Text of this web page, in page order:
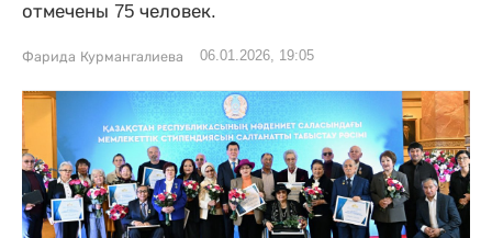
отмечены 75 человек.
Фарида Курмангалиева 06.01.2026, 19:05